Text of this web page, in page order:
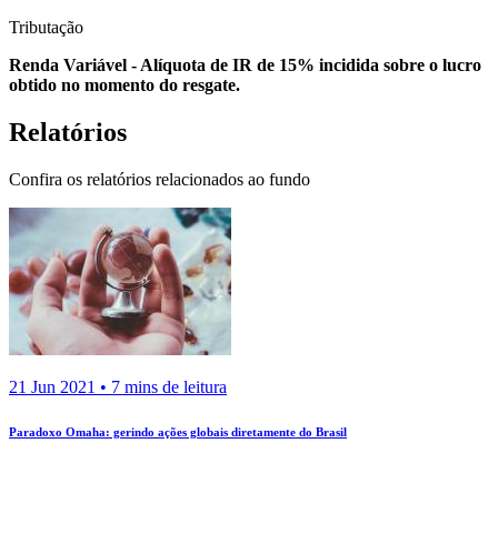
Tributação
Renda Variável - Alíquota de IR de 15% incidida sobre o lucro
obtido no momento do resgate.
Relatórios
Confira os relatórios relacionados ao fundo
21 Jun 2021 • 7 mins de leitura
Paradoxo Omaha: gerindo ações globais diretamente do Brasil